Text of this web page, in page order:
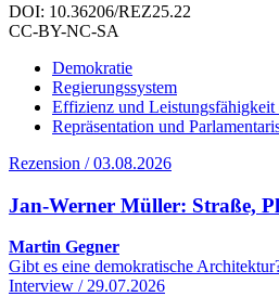
DOI: 10.36206/REZ25.22
CC-BY-NC-SA
Demokratie
Regierungssystem
Effizienz und Leistungsfähigkeit
Repräsentation und
Rezension / 03.08.2026
Jan-Werner Müller: Straße,
Martin Gegner
Gibt es eine demokratische
Interview / 29.07.2026